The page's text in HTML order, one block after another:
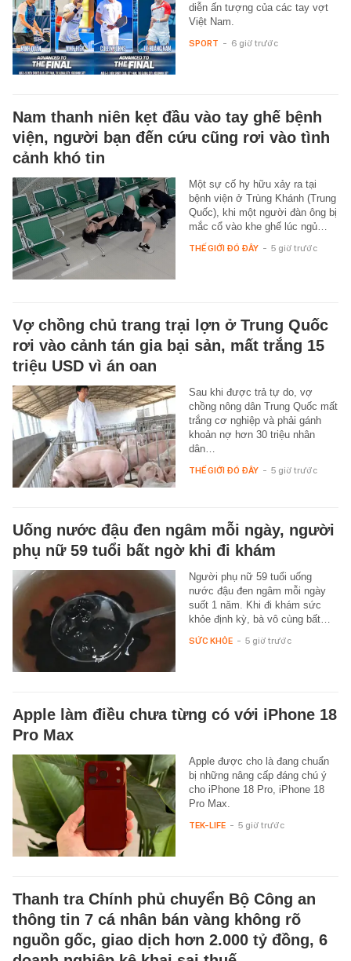
diễn ấn tượng của các tay vợt
Việt Nam.
SPORT - 6 giờ trước
Nam thanh niên kẹt đầu vào tay ghế bệnh
viện, người bạn đến cứu cũng rơi vào tình
cảnh khó tin
Một sự cố hy hữu xảy ra tại
bệnh viện ở Trùng Khánh (Trung
Quốc), khi một người đàn ông bị
mắc cổ vào khe ghế lúc ngủ…
THẾ GIỚI ĐÓ ĐÂY - 5 giờ trước
Vợ chồng chủ trang trại lợn ở Trung Quốc
rơi vào cảnh tán gia bại sản, mất trắng 15
triệu USD vì án oan
Sau khi được trả tự do, vợ
chồng nông dân Trung Quốc mất
trắng cơ nghiệp và phải gánh
khoản nợ hơn 30 triệu nhân
dân…
THẾ GIỚI ĐÓ ĐÂY - 5 giờ trước
Uống nước đậu đen ngâm mỗi ngày, người
phụ nữ 59 tuổi bất ngờ khi đi khám
Người phụ nữ 59 tuổi uống
nước đậu đen ngâm mỗi ngày
suốt 1 năm. Khi đi khám sức
khỏe định kỳ, bà vô cùng bất…
SỨC KHỎE - 5 giờ trước
Apple làm điều chưa từng có với iPhone 18
Pro Max
Apple được cho là đang chuẩn
bị những nâng cấp đáng chú ý
cho iPhone 18 Pro, iPhone 18
Pro Max.
TEK-LIFE - 5 giờ trước
Thanh tra Chính phủ chuyển Bộ Công an
thông tin 7 cá nhân bán vàng không rõ
nguồn gốc, giao dịch hơn 2.000 tỷ đồng, 6